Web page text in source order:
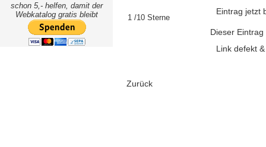
schon 5,- helfen, damit der
Webkatalog gratis bleibt
1 /10 Sterne
Eintrag jetzt
Dieser
Link defekt
Zurück